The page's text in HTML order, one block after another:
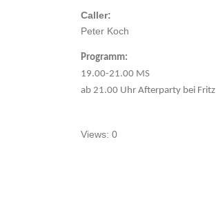
Caller:
Peter Koch
Programm:
19.00-21.00 MS
ab 21.00 Uhr Afterparty bei Fritz
Views: 0